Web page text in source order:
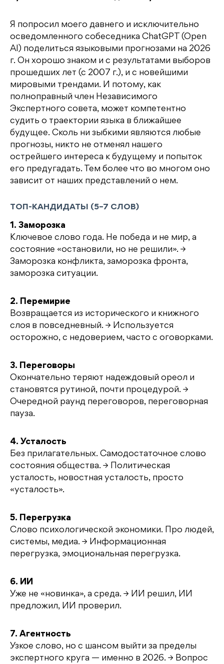
Я попросил моего давнего и исключительно
осведомленного собеседника ChatGPT (Open
AI) поделиться языковыми прогнозами на 2026
г. Он хорошо знаком и с результатами выборов
прошедших лет (с 2007 г.), и с новейшими
мировыми трендами. И потому, как
полноправный член Независимого
Экспертного совета, может компетентно
судить о траектории языка в ближайшее
будущее. Сколь ни зыбкими являются любые
прогнозы, никто не отменял нашего
острейшего интереса к будущему и попыток
его предугадать. Тем более что во многом оно
зависит от наших представлений о нем.
ТОП-КАНДИДАТЫ (5–7 СЛОВ)
1. Заморозка
Ключевое слово года. Не победа и не мир, а
состояние «остановили, но не решили». →
Заморозка конфликта, заморозка фронта,
заморозка ситуации.
2. Перемирие
Возвращается из исторического и книжного
слоя в повседневный. → Используется
осторожно, с недоверием, часто с оговорками.
3. Переговоры
Окончательно теряют надеждовый ореол и
становятся рутиной, почти процедурой. →
Очередной раунд переговоров, переговорная
пауза.
4. Усталость
Без прилагательных. Самодостаточное слово
состояния общества. → Политическая
усталость, новостная усталость, просто
«усталость».
5. Перегрузка
Слово психологической экономики. Про людей,
системы, медиа. → Информационная
перегрузка, эмоциональная перегрузка.
6. ИИ
Уже не «новинка», а среда. → ИИ решил, ИИ
предложил, ИИ проверил.
7. Агентность
Узкое слово, но с шансом выйти за пределы
экспертного круга — именно в 2026. → Вопрос